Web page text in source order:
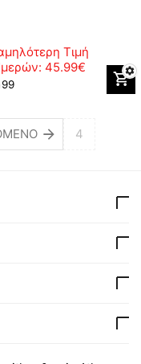
Τιμή
45.99€
99
4